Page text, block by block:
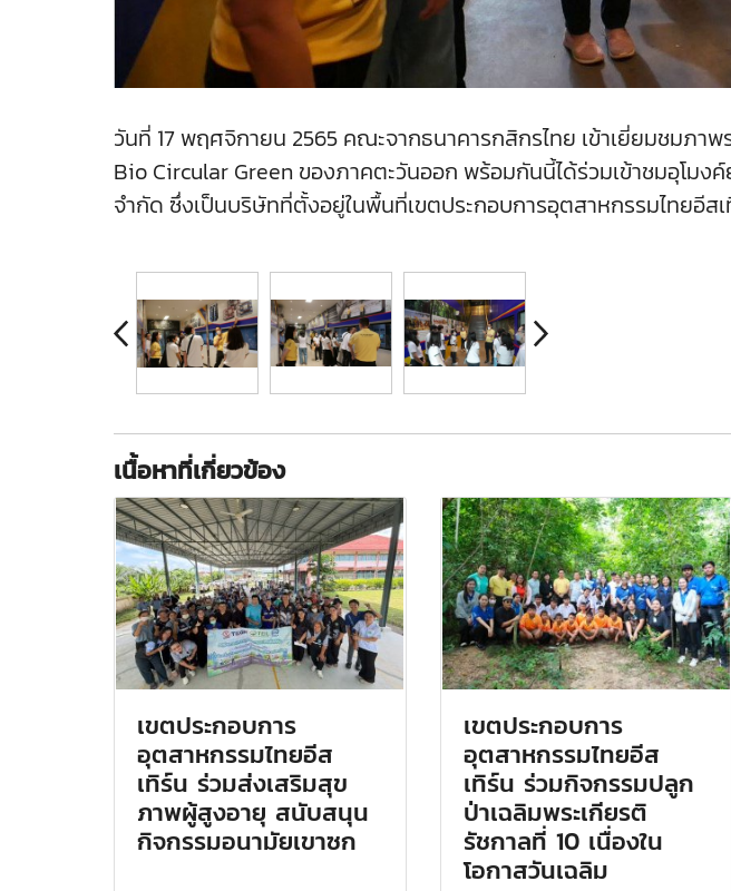
วันที่ 17 พฤศจิกายน 2565 คณะจากธนาคารกสิกรไทย เข้าเยี่ยมชมภา
Bio Circular Green ของภาคตะวันออก พร้อมกันนี้ได้ร่วมเข้าชมอุโมง
จำกัด ซึ่งเป็นบริษัทที่ตั้งอยู่ในพื้นที่เขตประกอบการอุตสาหกรรมไทยอีส
เนื้อหาที่เกี่ยวข้อง
เขตประกอบการ
อุตสาหกรรมไทยอีส
เทิร์น ร่วมส่งเสริมสุข
ภาพผู้สูงอายุ สนับสนุน
กิจกรรมอนามัยเขาซก
เขตประกอบการ
อุตสาหกรรมไทยอีส
เทิร์น ร่วมกิจกรรมปลูก
ป่าเฉลิมพระเกียรติ
รัชกาลที่ 10 เนื่องใน
โอกาสวันเฉลิม